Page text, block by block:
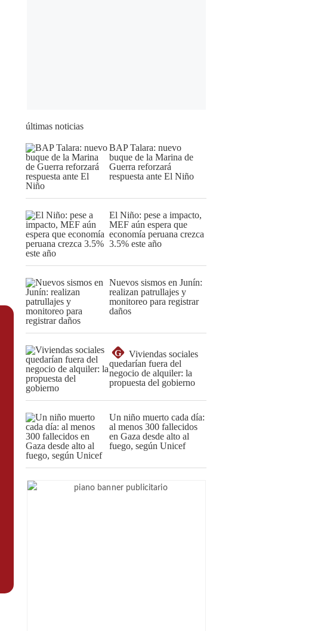
últimas noticias
BAP Talara: nuevo
buque de la Marina de
Guerra reforzará
respuesta ante El Niño
El Niño: pese a impacto,
MEF aún espera que
economía peruana crezca
3.5% este año
Nuevos sismos en Junín:
realizan patrullajes y
monitoreo para registrar
daños
G
Viviendas sociales
quedarían fuera del
negocio de alquiler: la
propuesta del gobierno
Un niño muerto cada día:
al menos 300 fallecidos
en Gaza desde alto al
fuego, según Unicef